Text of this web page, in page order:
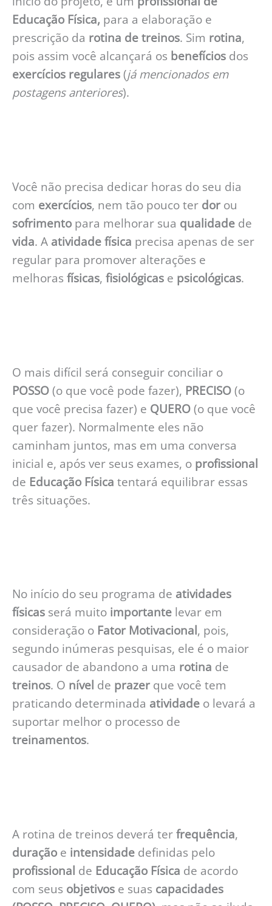
Educação Física, para a elaboração e
prescrição da rotina de treinos. Sim rotina,
pois assim você alcançará os benefícios dos
exercícios regulares (já mencionados em
postagens anteriores).
Você não precisa dedicar horas do seu dia
com exercícios, nem tão pouco ter dor ou
sofrimento para melhorar sua qualidade de
vida. A atividade física precisa apenas de ser
regular para promover alterações e
melhoras físicas, fisiológicas e psicológicas.
O mais difícil será conseguir conciliar o
POSSO (o que você pode fazer), PRECISO (o
que você precisa fazer) e QUERO (o que você
quer fazer). Normalmente eles não
caminham juntos, mas em uma conversa
inicial e, após ver seus exames, o profissional
de Educação Física tentará equilibrar essas
três situações.
No início do seu programa de atividades
físicas será muito importante levar em
consideração o Fator Motivacional, pois,
segundo inúmeras pesquisas, ele é o maior
causador de abandono a uma rotina de
treinos. O nível de prazer que você tem
praticando determinada atividade o levará a
suportar melhor o processo de
treinamentos.
A rotina de treinos deverá ter frequência,
duração e intensidade definidas pelo
profissional de Educação Física de acordo
com seus objetivos e suas capacidades